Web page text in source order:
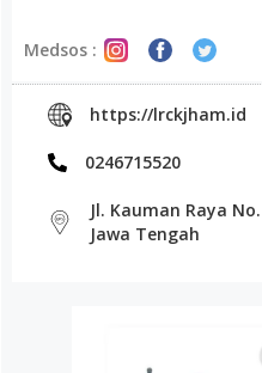
Medsos :
https://lrckjham.id
0246715520
Jl. Kauman Raya
Jawa Tengah